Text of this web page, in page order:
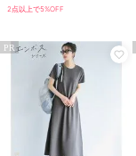
2点以上で5%OFF
PR